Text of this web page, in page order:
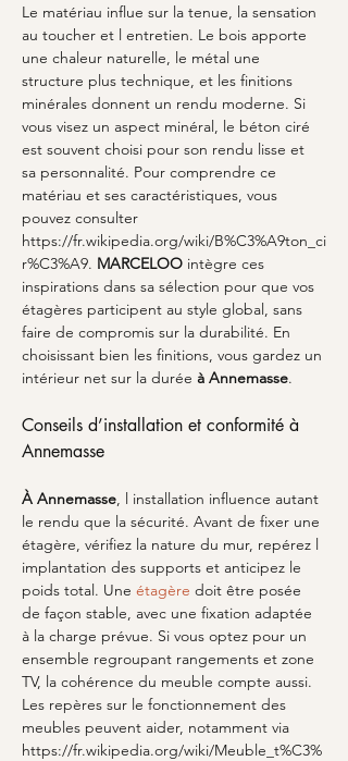
Le matériau influe sur la tenue, la sensation
au toucher et l entretien. Le bois apporte
une chaleur naturelle, le métal une
structure plus technique, et les finitions
minérales donnent un rendu moderne. Si
vous visez un aspect minéral, le béton ciré
est souvent choisi pour son rendu lisse et
sa personnalité. Pour comprendre ce
matériau et ses caractéristiques, vous
pouvez consulter
https://fr.wikipedia.org/wiki/B%C3%A9ton_ci
r%C3%A9. MARCELOO intègre ces
inspirations dans sa sélection pour que vos
étagères participent au style global, sans
faire de compromis sur la durabilité. En
choisissant bien les finitions, vous gardez un
intérieur net sur la durée à Annemasse.
Conseils d’installation et conformité à
Annemasse
À Annemasse, l installation influence autant
le rendu que la sécurité. Avant de fixer une
étagère, vérifiez la nature du mur, repérez l
implantation des supports et anticipez le
poids total. Une étagère doit être posée
de façon stable, avec une fixation adaptée
à la charge prévue. Si vous optez pour un
ensemble regroupant rangements et zone
TV, la cohérence du meuble compte aussi.
Les repères sur le fonctionnement des
meubles peuvent aider, notamment via
https://fr.wikipedia.org/wiki/Meuble_t%C3%